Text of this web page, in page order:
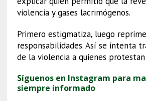
violencia y gases lacrimógenos.
Primero estigmatiza, luego
responsabilidades. Así se intenta
de la violencia a quienes
Síguenos en Instagram para
siempre informado